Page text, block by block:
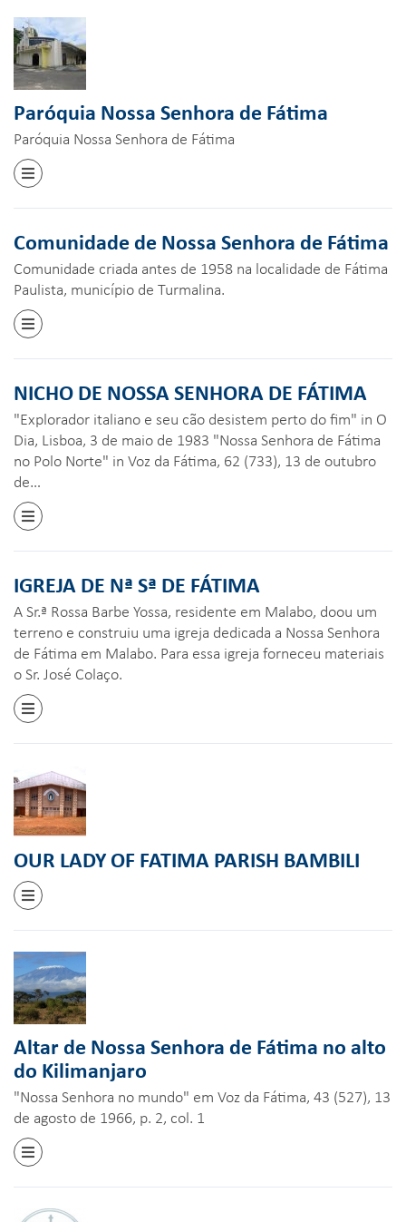
Paróquia Nossa Senhora de Fátima
Paróquia Nossa Senhora de Fátima
Comunidade de Nossa Senhora de Fátima
Comunidade criada antes de 1958 na localidade de Fátima
Paulista, município de Turmalina.
NICHO DE NOSSA SENHORA DE FÁTIMA
"Explorador italiano e seu cão desistem perto do fim" in O
Dia, Lisboa, 3 de maio de 1983 "Nossa Senhora de Fátima
no Polo Norte" in Voz da Fátima, 62 (733), 13 de outubro
de…
IGREJA DE Nª Sª DE FÁTIMA
A Sr.ª Rossa Barbe Yossa, residente em Malabo, doou um
terreno e construiu uma igreja dedicada a Nossa Senhora
de Fátima em Malabo. Para essa igreja forneceu materiais
o Sr. José Colaço.
OUR LADY OF FATIMA PARISH BAMBILI
Altar de Nossa Senhora de Fátima no alto
do Kilimanjaro
"Nossa Senhora no mundo" em Voz da Fátima, 43 (527), 13
de agosto de 1966, p. 2, col. 1